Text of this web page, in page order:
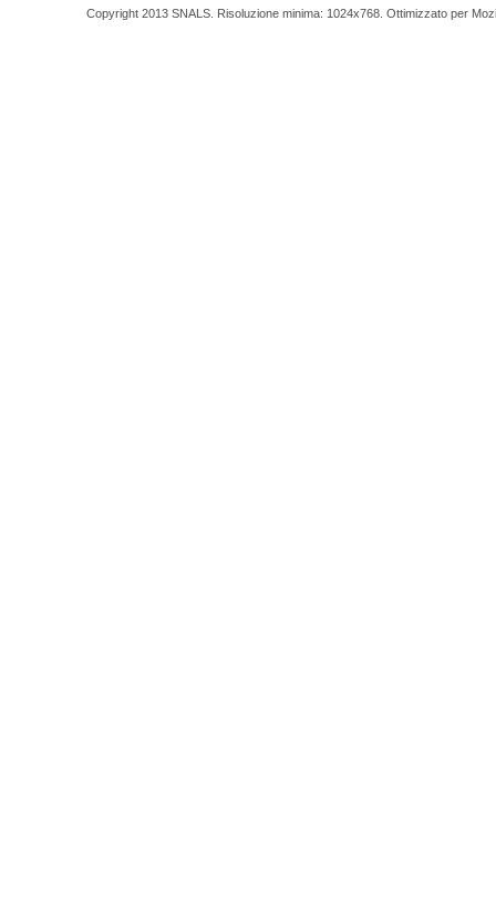
Copyright 2013 SNALS. Risoluzione minima: 1024x768. Ottimizzato per